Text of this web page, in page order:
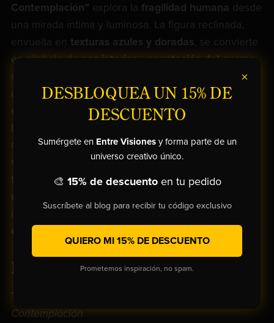
×
DESBLOQUEA UN 15% DE
DESCUENTO
Sumérgete en Entre Visionesy forma parte de un
universo creativo único.
🎨 15% de descuentoen tu pedido
Suscríbete al blog para recibir tu código exclusivo
QUIERO MI 15% DE DESCUENTO
Prometemos inspiración, no spam.
Contemplación” explora la fragilidad humana desde
una mirada íntima y luminosa. La figura reclinada,
envuelta en texturas azules y doradas, se convierte
en símbolo de paz interiory aceptación del cuerpo
como espacio de reflexión. La luz acaricia la piel con
una suavidad casi espiritual, revelando la unión
sensualidad y serenidad. Cada pincelada
dimensiónemocional y contemplativa, donde el
silencio se vuelve protagonista. Inspirada en la
tradición clásica, esta pieza reinterpreta labelleza
invitando al espectador a detenerse ante la
entre forma, color y emoción
FICHA TÉCNICA:
Título:
Contemplación